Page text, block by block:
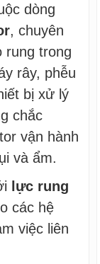
dòng
, chuyên
rung trong
rây, phễu
bị xử lý
chắc
vận hành
và ẩm.
lực rung
các hệ
việc liên